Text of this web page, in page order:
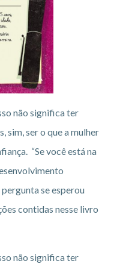
não significa ter
sim, ser o que a mulher
“Se você está na
se esperou
contidas nesse livro
não significa ter